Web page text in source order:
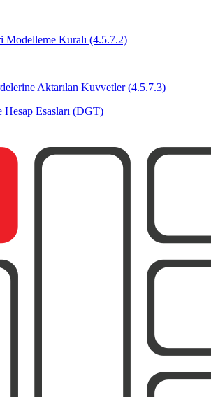
Modelleme Kuralı (4.5.7.2)
Aktarılan Kuvvetler (4.5.7.3)
Hesap Esasları (DGT)